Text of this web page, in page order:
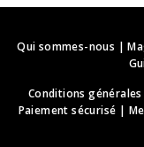
Qui sommes-nous |
Conditions générales
Paiement sécurisé |